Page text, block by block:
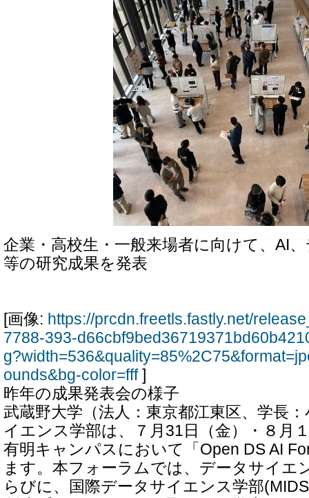
企業・高校生・一般来場者に向けて、AI
等の研究成果を発表
[画像: https://prcdn.freetls.fastly.net/
7788-393-
ounds&bg-color=fff]
昨年の成果発表会の様子
武蔵野大学（法人：東京都江東区、学長
イエンス学部は、７月31日（金）・８月
有明キャンパスにおいて「Open DS AI
ます。本フォーラムでは、データサイエ
らびに、国際データサイエンス学部